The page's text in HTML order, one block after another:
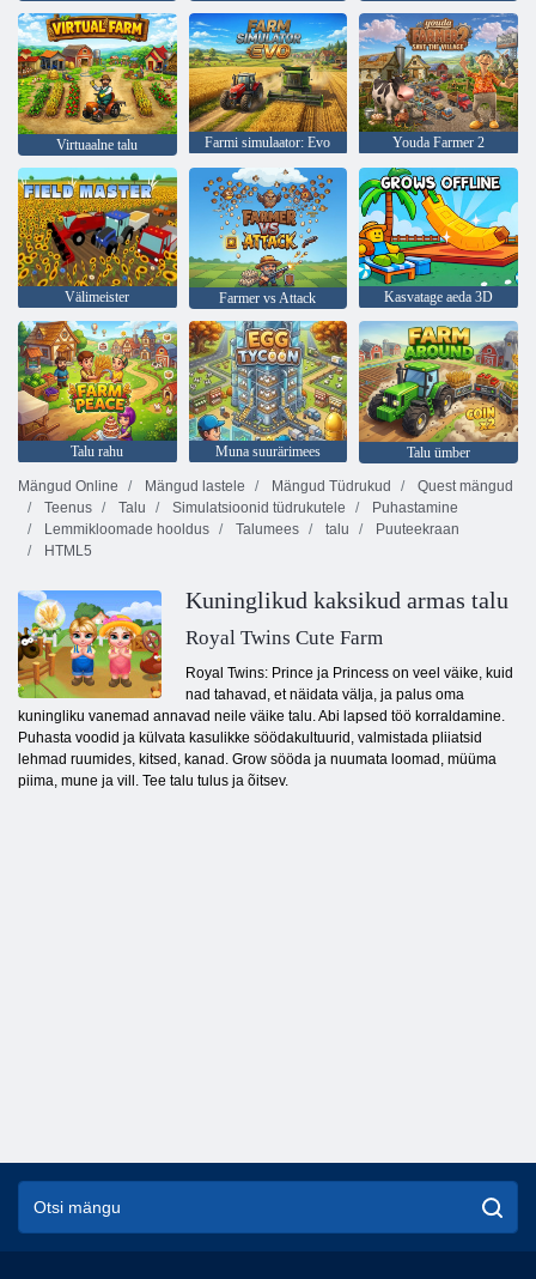
Virtuaalne talu Farmi simulaator: Evo Youda Farmer 2
Välimeister Farmer vs Attack Kasvatage aeda 3D
Talu rahu Muna suurärimees
Talu ümber
Mängud Online
Mängud lastele Mängud Tüdrukud
Quest mängud
Teenus
Talu Simulatsioonid tüdrukutele
Puhastamine
Lemmikloomade hooldus
Talumees talu
Puuteekraan
HTML5
Kuninglikud kaksikud armas talu
Royal Twins Cute Farm
Royal Twins: Prince ja Princess on veel väike, kuid
nad tahavad, et näidata välja, ja palus oma
kuningliku vanemad annavad neile väike talu. Abi lapsed töö korraldamine.
Puhasta voodid ja külvata kasulikke söödakultuurid, valmistada pliiatsid
lehmad ruumides, kitsed, kanad. Grow sööda ja nuumata loomad, müüma
piima, mune ja vill. Tee talu tulus ja õitsev.